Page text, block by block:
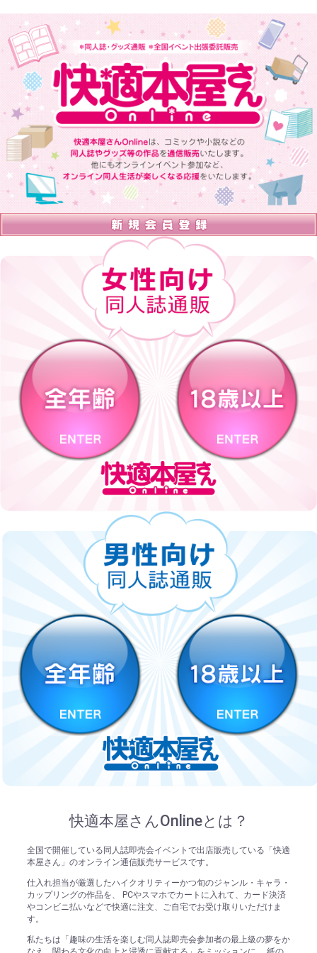
快適本屋さんOnlineは、 コミックや小説などの同人誌やグッズ等の
作品を通信販売いたします。
快適本屋さんOnlineとは？
全国で開催している同人誌即売会イベントで出店販売している「快適
本屋さん」のオンライン通信販売サービスです。
仕入れ担当が厳選したハイクオリティーかつ旬のジャンル・キャラ・
カップリングの作品を、 PCやスマホでカートに入れて、カード決済
やコンビニ払いなどで快適に注文、ご自宅でお受け取りいただけま
す。
私たちは「趣味の生活を楽しむ同人誌即売会参加者の最上級の夢をか